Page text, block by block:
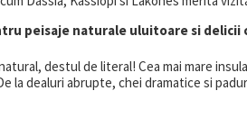
peisaje naturale uluitoare si
destul de literal! Cea mai mare
la dealuri abrupte, chei dramatice si